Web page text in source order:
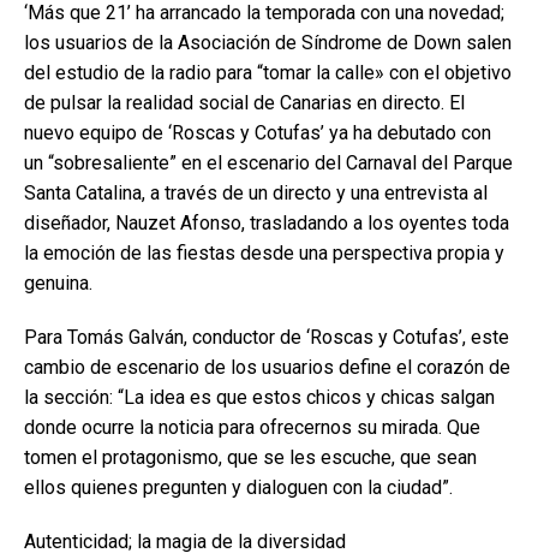
‘Más que 21’ ha arrancado la temporada con una novedad;
los usuarios de la Asociación de Síndrome de Down salen
del estudio de la radio para “tomar la calle» con el objetivo
de pulsar la realidad social de Canarias en directo. El
nuevo equipo de ‘Roscas y Cotufas’ ya ha debutado con
un “sobresaliente” en el escenario del Carnaval del Parque
Santa Catalina, a través de un directo y una entrevista al
diseñador, Nauzet Afonso, trasladando a los oyentes toda
la emoción de las fiestas desde una perspectiva propia y
genuina.
Para Tomás Galván, conductor de ‘Roscas y Cotufas’, este
cambio de escenario de los usuarios define el corazón de
la sección: “La idea es que estos chicos y chicas salgan
donde ocurre la noticia para ofrecernos su mirada. Que
tomen el protagonismo, que se les escuche, que sean
ellos quienes pregunten y dialoguen con la ciudad”.
Autenticidad; la magia de la diversidad